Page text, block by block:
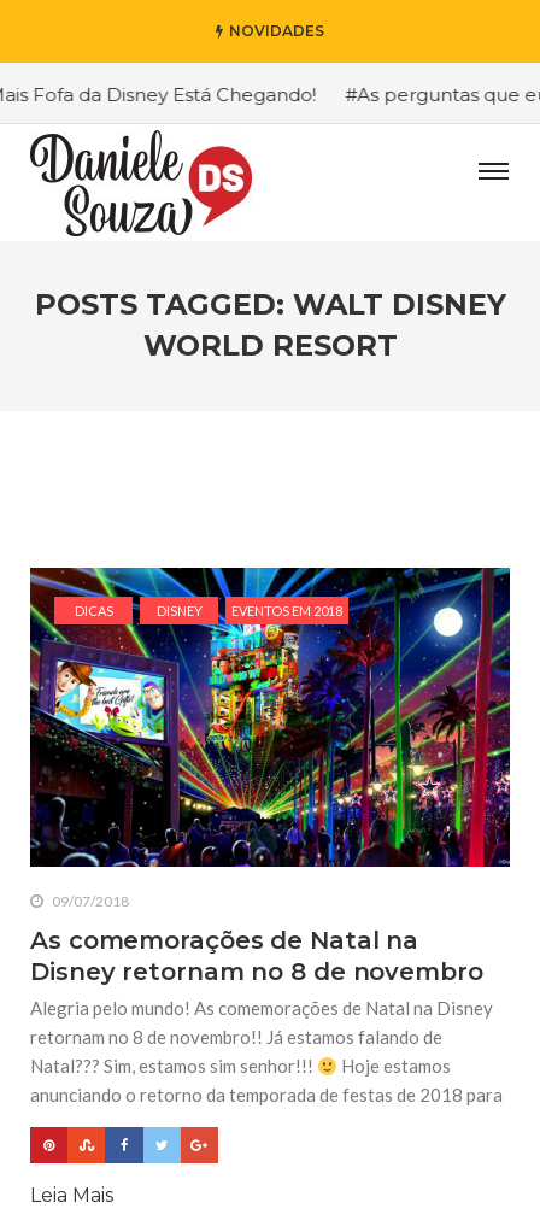
NOVIDADES
Fofa da Disney Está Chegando! #As perguntas que
POSTS TAGGED: WALT DISNEY
WORLD RESORT
DICAS DISNEY EVENTOS EM 2018
09/07/2018
As comemorações de Natal na
Disney retornam no 8 de novembro
Alegria pelo mundo! As comemorações de Natal na Disney
retornam no 8 de novembro!! Já estamos falando de
Natal??? Sim, estamos sim senhor!!!
Hoje estamos
anunciando o retorno da temporada de festas de 2018 para
Leia Mais